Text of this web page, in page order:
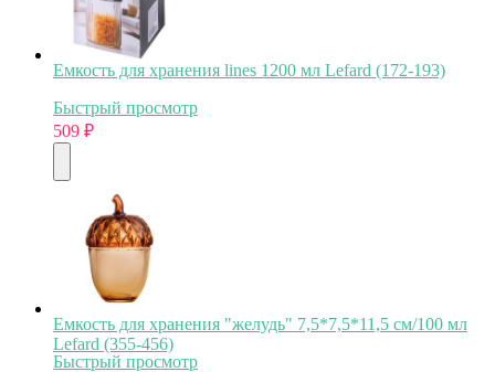
Емкость для хранения lines 1200 мл Lefard (172-193)
Быстрый просмотр
509 ₽
Емкость для хранения "желудь" 7,5*7,5*11,5 см/100 мл
Lefard (355-456)
Быстрый просмотр